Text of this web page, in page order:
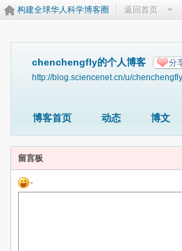
构建全球华人科学博客圈 返回首页
chenchengfly的个人博客 分
http://blog.sciencenet.cn/u/chenchengfly
博客首页 动态 博文
留言板